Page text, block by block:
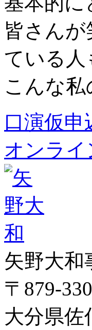
皆さん
ている
こんな
口演仮申
オンライ
矢野大和
〒879-
大分県佐